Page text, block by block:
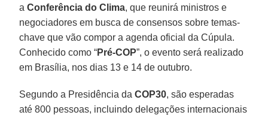
aConferência do Clima, que reunirá ministros e
negociadores em busca de consensos sobre temas-
chave que vão compor a agenda oficial da Cúpula.
Conhecido como “Pré-COP”, o evento será realizado
em Brasília, nos dias 13 e 14 de outubro.
Segundo a Presidência daCOP30, são esperadas
até 800 pessoas, incluindo delegações internacionais